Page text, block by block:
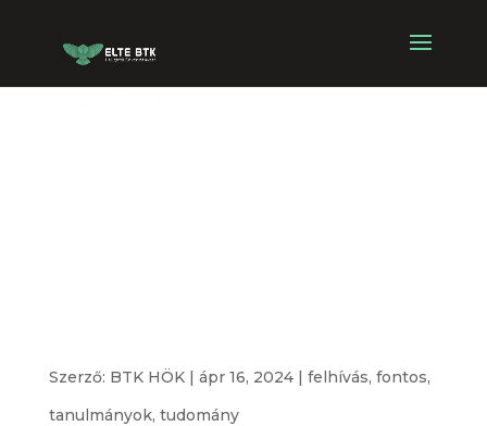
Szerző: BTK HÖK| ápr 16, 2024| felhívás, fontos,
tanulmányok, tudomány